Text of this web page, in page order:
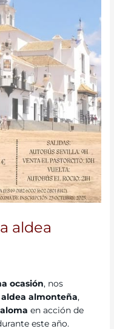
aldea
ocasión, nos
almonteña,
en acción de
este año.